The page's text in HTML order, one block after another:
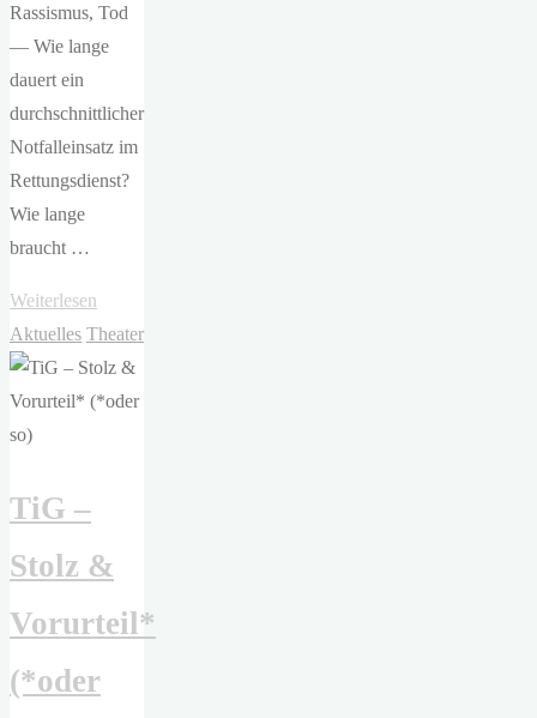
Rassismus, Tod
— Wie lange
dauert ein
durchschnittlicher
Notfalleinsatz im
Rettungsdienst?
Wie lange
braucht …
Weiterlesen
Nürnberg
–
74
Aktuelles Theater
TiG –
Stolz &
Vorurteil*
(*oder